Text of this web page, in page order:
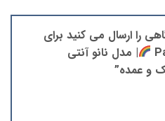
را ارسال می کنید برای
| مدل نانو آنتی
و عمده”